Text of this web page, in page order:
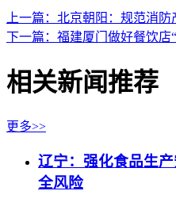
上一篇：北京朝阳：规范消
下一篇：福建厦门做好餐饮店
相关新闻推荐
更多>>
辽宁：强化食品生
全风险